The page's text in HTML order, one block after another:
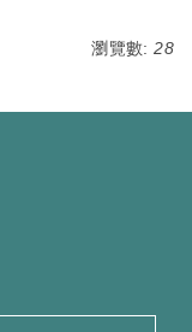
瀏覽數: 28